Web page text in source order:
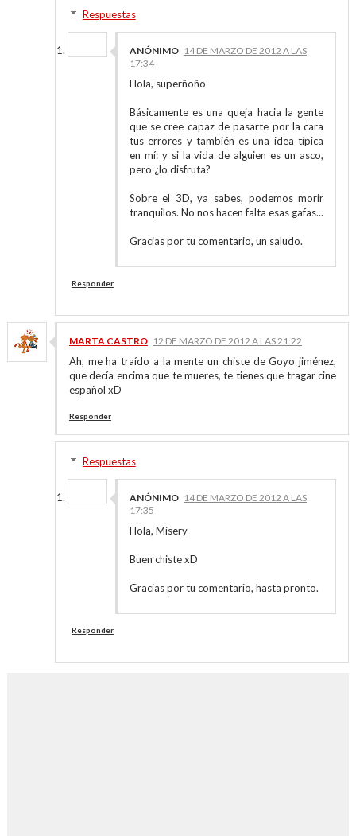
Respuestas
ANÓNIMO 14 DE MARZO DE 2012 A LAS
17:34
Hola, superñoño
Básicamente es una queja hacia la gente
que se cree capaz de pasarte por la cara
tus errores y también es una idea típica
en mí: y si la vida de alguien es un asco,
pero ¿lo disfruta?
Sobre el 3D, ya sabes, podemos morir
tranquilos. No nos hacen falta esas gafas...
Gracias por tu comentario, un saludo.
Responder
MARTA CASTRO 12 DE MARZO DE 2012 A LAS 21:22
Ah, me ha traído a la mente un chiste de Goyo jiménez,
que decía encima que te mueres, te tienes que tragar cine
español xD
Responder
Respuestas
ANÓNIMO 14 DE MARZO DE 2012 A LAS
17:35
Hola, Misery
Buen chiste xD
Gracias por tu comentario, hasta pronto.
Responder